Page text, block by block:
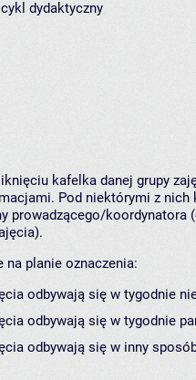
dydaktyczny
kafelka danej grupy
Pod niektórymi z nich
prowadzącego/koordynatora
na planie oznaczenia:
odbywają się w tygodnie
odbywają się w tygodnie
odbywają się w inny